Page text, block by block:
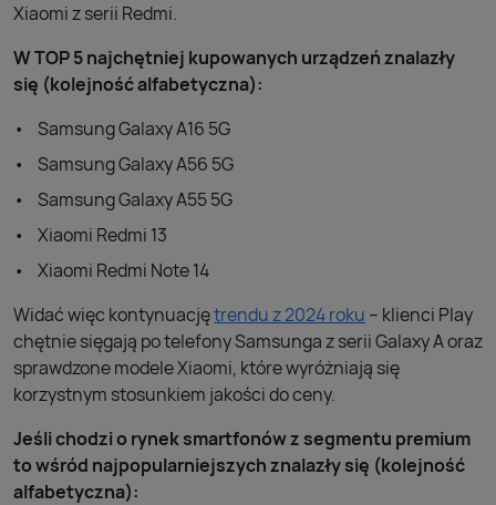
Xiaomi z serii Redmi.
W TOP 5 najchętniej kupowanych urządzeń znalazły
się (kolejność alfabetyczna):
Samsung Galaxy A16 5G
Samsung Galaxy A56 5G
Samsung Galaxy A55 5G
Xiaomi Redmi 13
Xiaomi Redmi Note 14
Widać więc kontynuacjętrendu z 2024 roku – klienci Play
chętnie sięgają po telefony Samsunga z serii Galaxy A oraz
sprawdzone modele Xiaomi, które wyróżniają się
korzystnym stosunkiem jakości do ceny.
Jeśli chodzi o rynek smartfonów z segmentu premium
to wśród najpopularniejszych znalazły się (kolejność
alfabetyczna):